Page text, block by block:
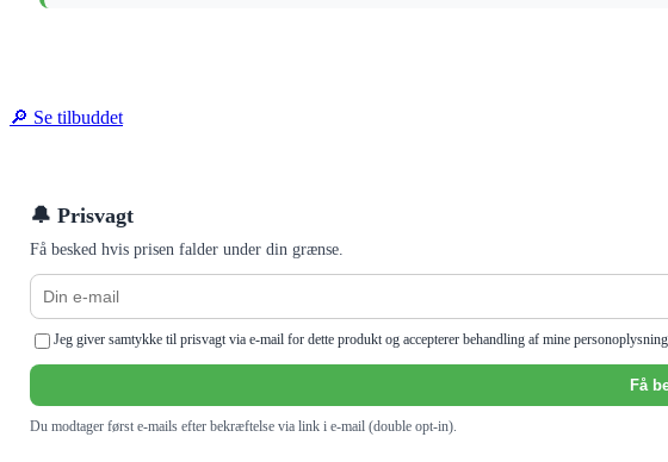
🔎 Se tilbuddet
🔔 Prisvagt
Få besked hvis prisen falder under din grænse.
Jeg giver samtykke til prisvagt via e-mail for dette produkt og accepterer behandling af mine
Få
Du modtager først e-mails efter bekræftelse via link i e-mail (double opt-in).